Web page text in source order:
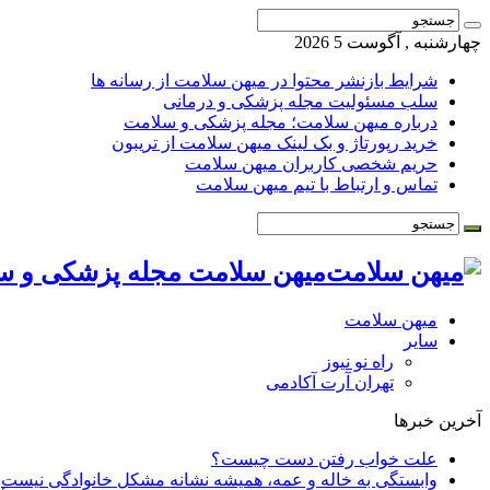
چهارشنبه , آگوست 5 2026
شرایط بازنشر محتوا در میهن سلامت از رسانه ها
سلب مسئولیت مجله پزشکی و درمانی
درباره میهن سلامت؛ مجله پزشکی و سلامت
خرید رپورتاژ و بک لینک میهن سلامت از تریبون
حریم شخصی کاربران میهن سلامت
تماس و ارتباط با تیم میهن سلامت
میهن سلامت مجله پزشکی و
میهن سلامت
سایر
راه نو نیوز
تهران آرت آکادمی
آخرین خبرها
علت خواب رفتن دست چیست؟
وابستگی به خاله و عمه، همیشه نشانه مشکل خانوادگی نیست